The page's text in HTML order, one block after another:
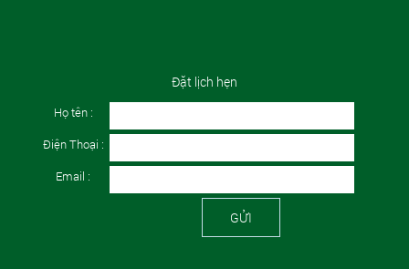
Đặt lịch hẹn
Họ tên :
Điện Thoại :
Email :
GỬI